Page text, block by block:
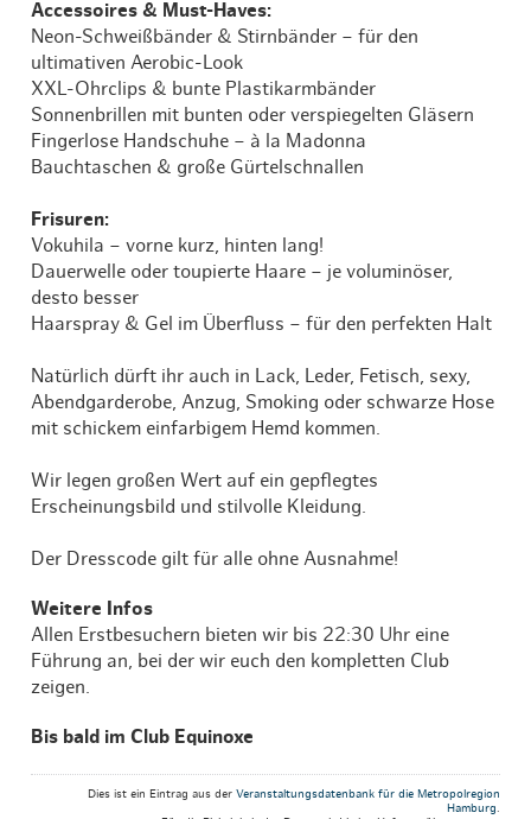
Accessoires & Must-Haves:
Neon-Schweißbänder & Stirnbänder – für den
ultimativen Aerobic-Look
XXL-Ohrclips & bunte Plastikarmbänder
Sonnenbrillen mit bunten oder verspiegelten Gläsern
Fingerlose Handschuhe – à la Madonna
Bauchtaschen & große Gürtelschnallen
Frisuren:
Vokuhila – vorne kurz, hinten lang!
Dauerwelle oder toupierte Haare – je voluminöser,
desto besser
Haarspray & Gel im Überfluss – für den perfekten Halt
Natürlich dürft ihr auch in Lack, Leder, Fetisch, sexy,
Abendgarderobe, Anzug, Smoking oder schwarze Hose
mit schickem einfarbigem Hemd kommen.
Wir legen großen Wert auf ein gepflegtes
Erscheinungsbild und stilvolle Kleidung.
Der Dresscode gilt für alle ohne Ausnahme!
Weitere Infos
Allen Erstbesuchern bieten wir bis 22:30 Uhr eine
Führung an, bei der wir euch den kompletten Club
zeigen.
Bis bald im Club Equinoxe
Dies ist ein Eintrag aus der Veranstaltungsdatenbank für die Metropolregion
Hamburg.